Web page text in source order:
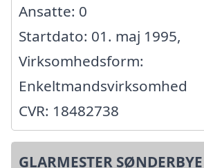
Ansatte: 0
Startdato: 01. maj 1995,
Virksomhedsform:
Enkeltmandsvirksomhed
CVR: 18482738
GLARMESTER